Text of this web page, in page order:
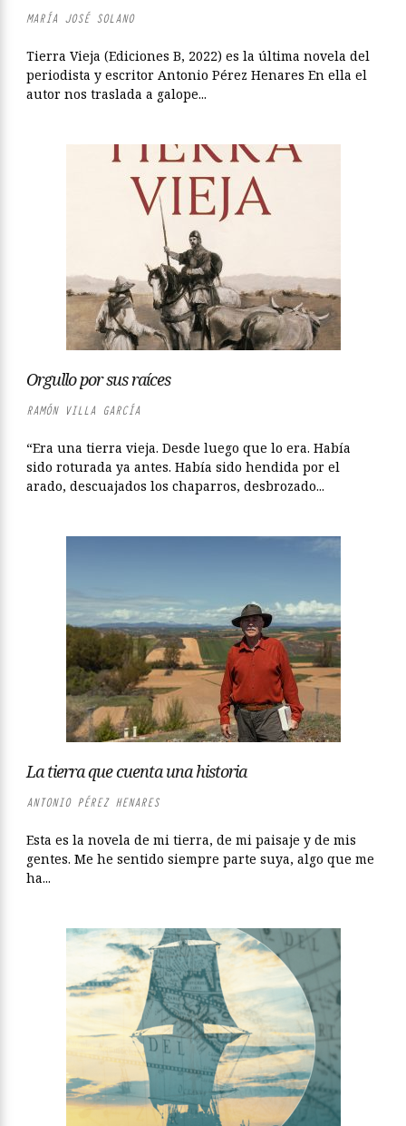
MARÍA JOSÉ SOLANO
Tierra Vieja (Ediciones B, 2022) es la última novela del
periodista y escritor Antonio Pérez Henares En ella el
autor nos traslada a galope...
Orgullo por sus raíces
RAMÓN VILLA GARCÍA
“Era una tierra vieja. Desde luego que lo era. Había
sido roturada ya antes. Había sido hendida por el
arado, descuajados los chaparros, desbrozado...
La tierra que cuenta una historia
ANTONIO PÉREZ HENARES
Esta es la novela de mi tierra, de mi paisaje y de mis
gentes. Me he sentido siempre parte suya, algo que me
ha...